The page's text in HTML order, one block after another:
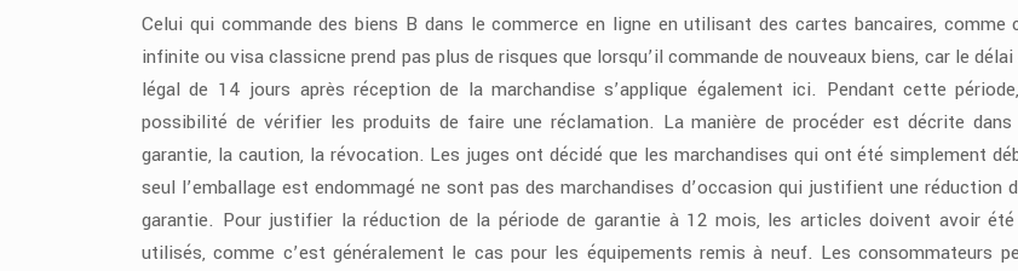
Celui qui commande des biens B dans le commerce en ligne en utilisant des cartes bancaires, comme
infinite ou visa classicne prend pas plus de risques que lorsqu’il commande de nouveaux biens, car le
légal de 14 jours après réception de la marchandise s’applique également ici. Pendant cette
possibilité de vérifier les produits de faire une réclamation. La manière de procéder est décrite
garantie, la caution, la révocation. Les juges ont décidé que les marchandises qui ont été simplement
seul l’emballage est endommagé ne sont pas des marchandises d’occasion qui justifient une réduction
garantie. Pour justifier la réduction de la période de garantie à 12 mois, les articles doivent avoir
utilisés, comme c’est généralement le cas pour les équipements remis à neuf. Les consommateurs